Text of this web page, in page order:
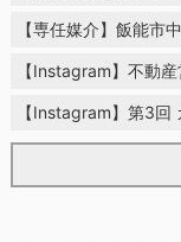
【専任媒介】飯能
【Instagram】不動
【Instagram】第3回